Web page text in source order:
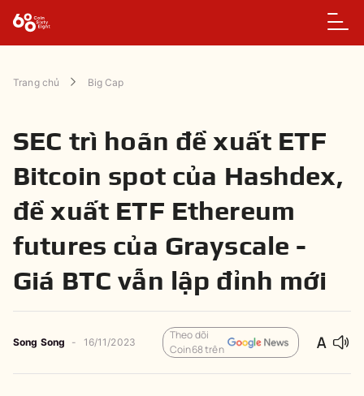
Trang chủ Big Cap
SEC trì hoãn đề xuất ETF
Bitcoin spot của Hashdex,
đề xuất ETF Ethereum
futures của Grayscale -
Giá BTC vẫn lập đỉnh mới
Song Song - 16/11/2023
Theo dõi
Coin68 trên